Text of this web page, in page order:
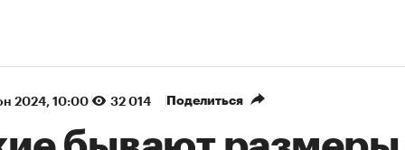
2024, 10:00 32 014 Поделиться